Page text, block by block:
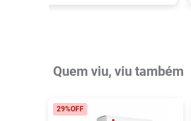
Quem viu, viu também
29%OFF